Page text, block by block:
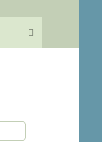
Rechercher